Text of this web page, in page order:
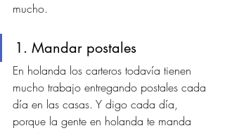
mucho.
1. Mandar postales
En holanda los carteros todavía tienen
mucho trabajo entregando postales cada
día en las casas. Y digo cada día,
porque la gente en holanda te manda